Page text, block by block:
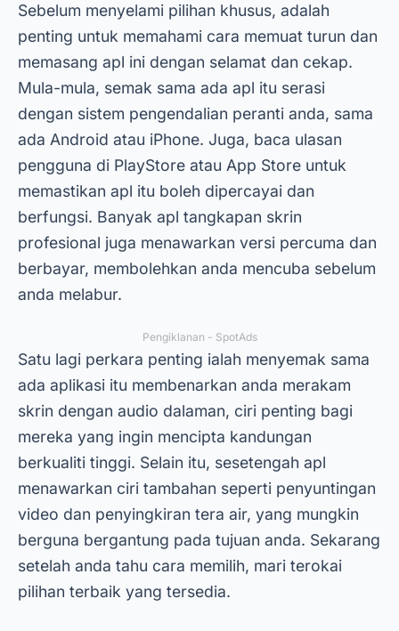
Sebelum menyelami pilihan khusus, adalah
penting untuk memahami cara memuat turun dan
memasang apl ini dengan selamat dan cekap.
Mula-mula, semak sama ada apl itu serasi
dengan sistem pengendalian peranti anda, sama
ada Android atau iPhone. Juga, baca ulasan
pengguna di PlayStore atau App Store untuk
memastikan apl itu boleh dipercayai dan
berfungsi. Banyak apl tangkapan skrin
profesional juga menawarkan versi percuma dan
berbayar, membolehkan anda mencuba sebelum
anda melabur.
Pengiklanan - SpotAds
Satu lagi perkara penting ialah menyemak sama
ada aplikasi itu membenarkan anda merakam
skrin dengan audio dalaman, ciri penting bagi
mereka yang ingin mencipta kandungan
berkualiti tinggi. Selain itu, sesetengah apl
menawarkan ciri tambahan seperti penyuntingan
video dan penyingkiran tera air, yang mungkin
berguna bergantung pada tujuan anda. Sekarang
setelah anda tahu cara memilih, mari terokai
pilihan terbaik yang tersedia.